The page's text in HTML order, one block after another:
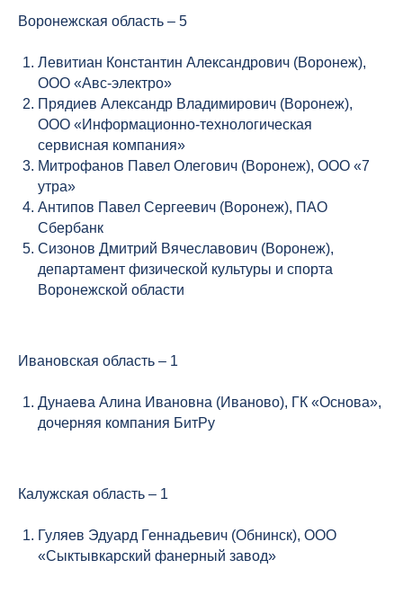
Воронежская область – 5
Левитиан Константин Александрович (Воронеж),
ООО «Авс-электро»
Прядиев Александр Владимирович (Воронеж),
ООО «Информационно-технологическая
сервисная компания»
Митрофанов Павел Олегович (Воронеж), ООО «7
утра»
Антипов Павел Сергеевич (Воронеж), ПАО
Сбербанк
Сизонов Дмитрий Вячеславович (Воронеж),
департамент физической культуры и спорта
Воронежской области
Ивановская область – 1
Дунаева Алина Ивановна (Иваново), ГК «Основа»,
дочерняя компания БитРу
Калужская область – 1
Гуляев Эдуард Геннадьевич (Обнинск), ООО
«Сыктывкарский фанерный завод»